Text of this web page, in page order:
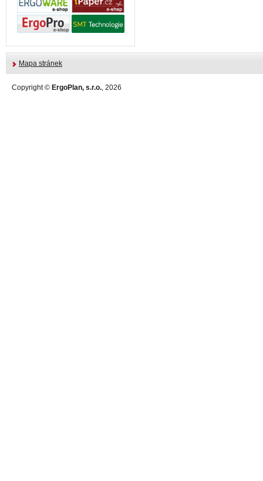
Mapa stránek
Copyright © ErgoPlan, s.r.o., 2026